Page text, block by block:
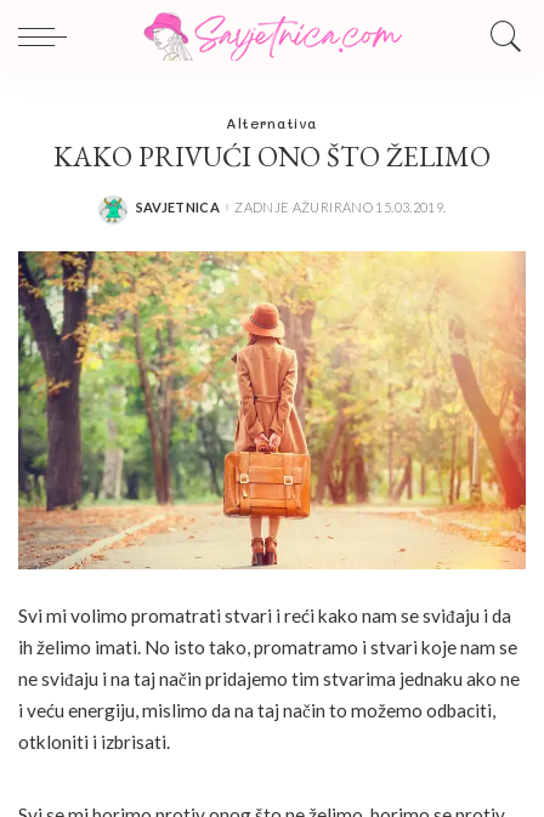
Alternativa
KAKO PRIVUĆI ONO ŠTO ŽELIMO
POSTED
SAVJETNICA ZADNJE AŽURIRANO 15.03.2019.
Svi mi volimo promatrati stvari i reći kako nam se sviđaju i da
ih želimo imati. No isto tako, promatramo i stvari koje nam se
ne sviđaju i na taj način pridajemo tim stvarima jednaku ako ne
i veću energiju, mislimo da na taj način to možemo odbaciti,
otkloniti i izbrisati.